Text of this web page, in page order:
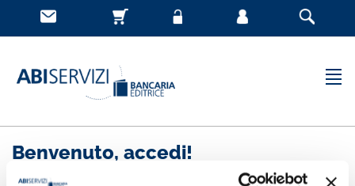
Benvenuto, accedi!